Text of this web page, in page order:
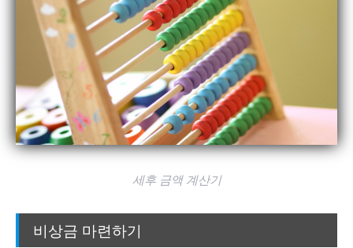
세후 금액 계산기
비상금 마련하기